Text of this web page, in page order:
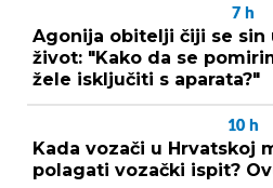
7 h
Agonija obitelji čiji se sin
život: "Kako da se
žele isključiti s aparata?"
10 h
Kada vozači u Hrvatskoj
polagati vozački ispit?